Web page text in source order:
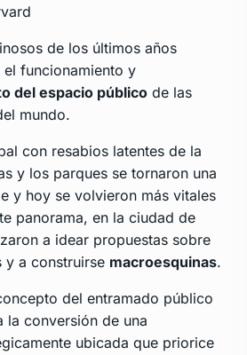
de los últimos años
funcionamiento y
del espacio público de las
mundo.
con resabios latentes de la
y los parques se tornaron una
y hoy se volvieron más vitales
panorama, en la ciudad de
a idear propuestas sobre
y a construirse macroesquinas.
del entramado público
la conversión de una
ubicada que priorice